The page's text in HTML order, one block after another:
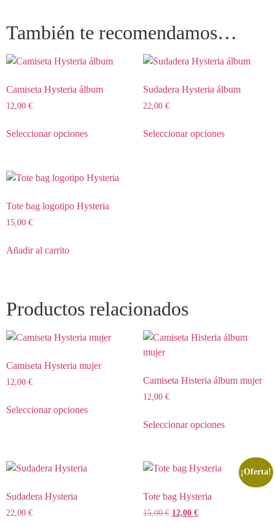
También te recomendamos…
Camiseta Hysteria álbum
12,00 €
Seleccionar opciones
Sudadera Hysteria álbum
22,00 €
Seleccionar opciones
Tote bag logotipo Hysteria
15,00 €
Añadir al carrito
Productos relacionados
Camiseta Hysteria mujer
12,00 €
Seleccionar opciones
Camiseta Histeria álbum mujer
12,00 €
Seleccionar opciones
Sudadera Hysteria
22,00 €
¡Oferta!
Tote bag Hysteria
15,00€ 12,00 €